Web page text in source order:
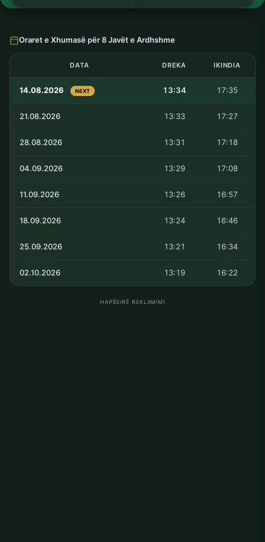
Oraret e Xhumasë për 8 Javët e Ardhshme
DATA DREKA IKINDIA
14.08.2026 NEXT 13:34 17:35
21.08.2026 13:33 17:27
28.08.2026 13:31 17:18
04.09.2026 13:29 17:08
11.09.2026 13:26 16:57
18.09.2026 13:24 16:46
25.09.2026 13:21 16:34
02.10.2026 13:19 16:22
HAPËSIRË REKLAMIMI